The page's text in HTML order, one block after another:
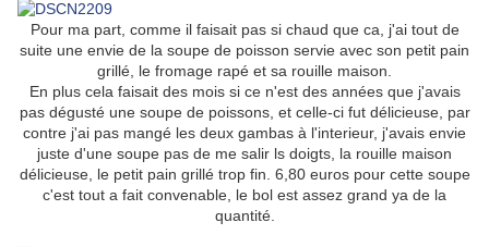
Pour ma part, comme il faisait pas si chaud que ca, j'ai tout de
suite une envie de la soupe de poisson servie avec son petit pain
grillé, le fromage rapé et sa rouille maison.
En plus cela faisait des mois si ce n'est des années que j'avais
pas dégusté une soupe de poissons, et celle-ci fut délicieuse, par
contre j'ai pas mangé les deux gambas à l'interieur, j'avais envie
juste d'une soupe pas de me salir ls doigts, la rouille maison
délicieuse, le petit pain grillé trop fin. 6,80 euros pour cette soupe
c'est tout a fait convenable, le bol est assez grand ya de la
quantité.